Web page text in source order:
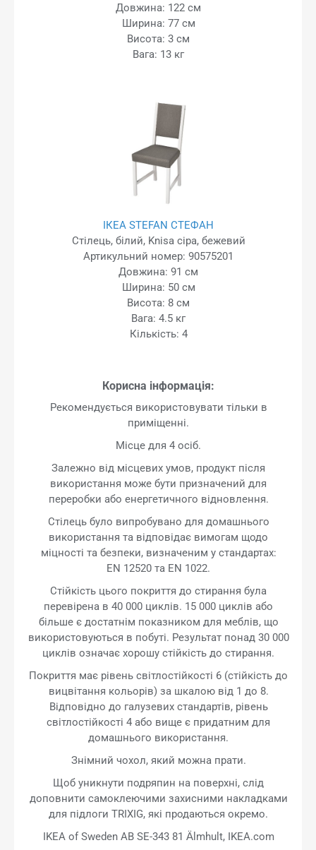
Довжина: 122 см
Ширина: 77 см
Висота: 3 см
Вага: 13 кг
ІКЕА STEFAN СТЕФАН
Стілець, білий, Knisa сіра, бежевий
Артикульний номер: 90575201
Довжина: 91 см
Ширина: 50 см
Висота: 8 см
Вага: 4.5 кг
Кількість: 4
Корисна інформація:
Рекомендується використовувати тільки в
приміщенні.
Місце для 4 осіб.
Залежно від місцевих умов, продукт після
використання може бути призначений для
переробки або енергетичного відновлення.
Стілець було випробувано для домашнього
використання та відповідає вимогам щодо
міцності та безпеки, визначеним у стандартах:
EN 12520 та EN 1022.
Стійкість цього покриття до стирання була
перевірена в 40 000 циклів. 15 000 циклів або
більше є достатнім показником для меблів, що
використовуються в побуті. Результат понад 30 000
циклів означає хорошу стійкість до стирання.
Покриття має рівень світлостійкості 6 (стійкість до
вицвітання кольорів) за шкалою від 1 до 8.
Відповідно до галузевих стандартів, рівень
світлостійкості 4 або вище є придатним для
домашнього використання.
Знімний чохол, який можна прати.
Щоб уникнути подряпин на поверхні, слід
доповнити самоклеючими захисними накладками
для підлоги TRIXIG, які продаються окремо.
IKEA of Sweden AB SE-343 81 Älmhult, IKEA.com